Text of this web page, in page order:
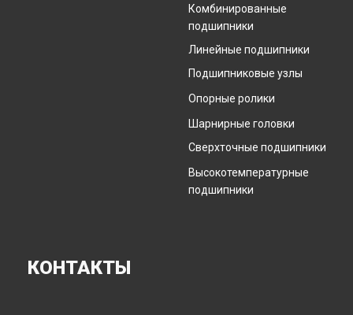
Комбинированные
подшипники
Линейные подшипники
Подшипниковые узлы
Опорные ролики
Шарнирные головки
Сверхточные подшипники
Высокотемпературные
подшипники
КОНТАКТЫ